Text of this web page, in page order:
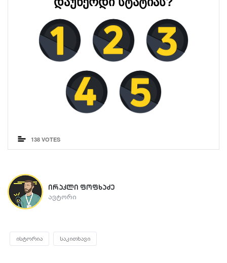
ირაკლი ფოფხაძე
ავტორი
ისტორია საკითხავი